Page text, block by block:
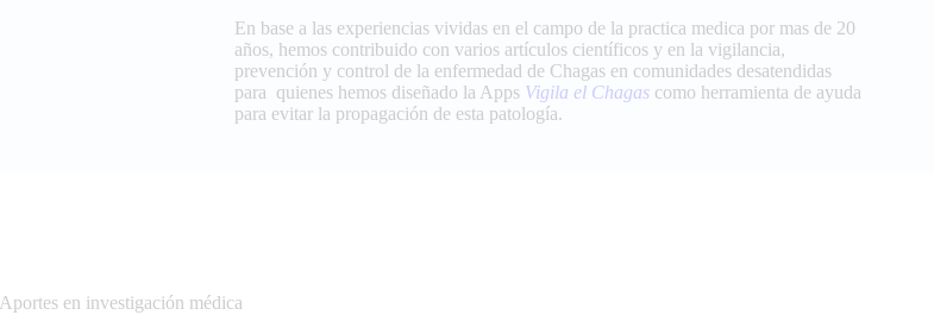
En base a las experiencias vividas en el campo de la practica medica por mas de 20
años, hemos contribuido con varios artículos científicos y en la vigilancia,
prevención y control de la enfermedad de Chagas en comunidades desatendidas
para quienes hemos diseñado la Apps Vigila el Chagas como herramienta de ayuda
para evitar la propagación de esta patología.
Aportes en investigación médica